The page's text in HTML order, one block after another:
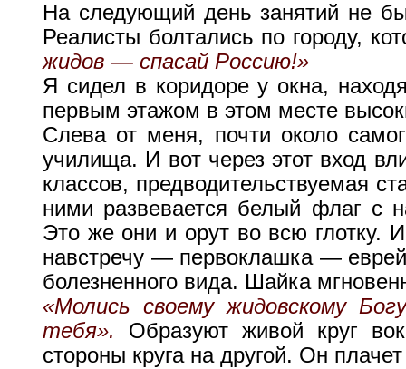
На следующий день занятий не
Реалисты болтались по городу,
жидов — спасай Россию!»
Я сидел в коридоре у окна,
первым этажом в этом месте
Слева от меня, почти около
училища. И вот через этот вход
классов, предводительствуемая
ними развевается белый флаг с
Это же они и орут во всю глотку.
навстречу — первоклашка —
болезненного вида. Шайка
«Молись своему жидовскому
тебя».
Образуют живой круг
стороны круга на другой. Он